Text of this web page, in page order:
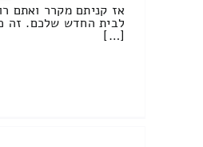
אז קניתם מקרר ואתם
לבית החדש שלכם. זה
[…]